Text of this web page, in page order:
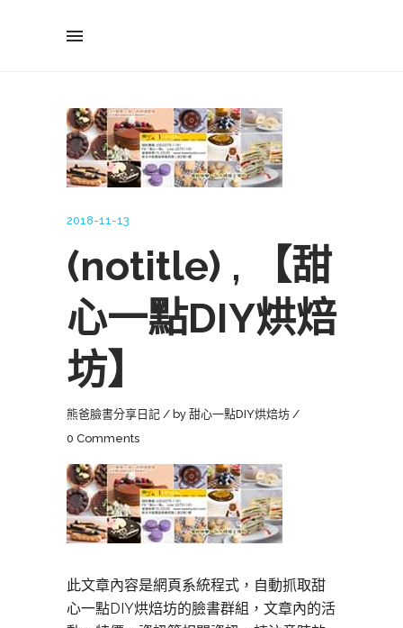
2018-11-13
(notitle) , 【甜
心一點DIY烘焙
坊】
熊爸臉書分享日記 by 甜心一點DIY烘焙坊
0 Comments
此文章內容是網頁系統程式，自動抓取甜
心一點DIY烘焙坊的臉書群組，文章內的活